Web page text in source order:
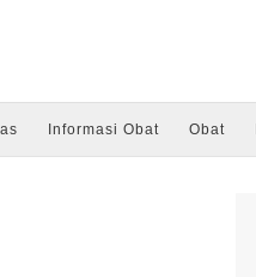
Informasi Obat Obat